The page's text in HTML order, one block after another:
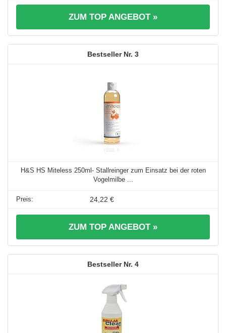
ZUM TOP ANGEBOT »
3
H&S HS Miteless 250ml- Stallreinger zum Einsatz bei der roten
Vogelmilbe ...
24,22 €
ZUM TOP ANGEBOT »
4